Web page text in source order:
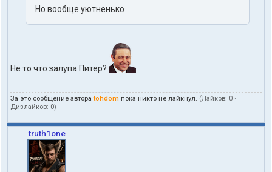
п
в
е
t
Но вообще уютненько
Не то что залупа Питер?
За это сообщение автораtohdom пока никто не лайкнул. (Лайков: 0 ·
Дизлайков: 0)
truth1one